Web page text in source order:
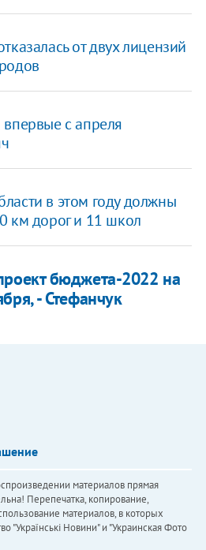
от двух лицензий
с апреля
в этом году должны
км дорог и 11 школ
бюджета-2022 на
- Стефанчук
материалов прямая
Перепечатка, копирование,
материалов, в которых
"Українськi Новини" и "Украинская Фото